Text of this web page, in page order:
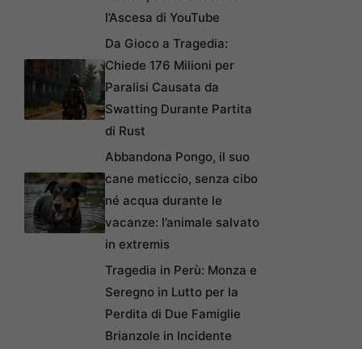
l’Ascesa di YouTube
Da Gioco a Tragedia:
Chiede 176 Milioni per
Paralisi Causata da
Swatting Durante Partita
di Rust
Abbandona Pongo, il suo
cane meticcio, senza cibo
né acqua durante le
vacanze: l’animale salvato
in extremis
Tragedia in Perù: Monza e
Seregno in Lutto per la
Perdita di Due Famiglie
Brianzole in Incidente